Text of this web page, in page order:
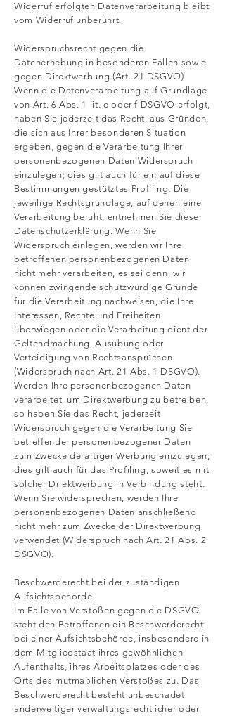
Widerruf erfolgten Datenverarbeitung bleibt
vom Widerruf unberührt.
Widerspruchsrecht gegen die
Datenerhebung in besonderen Fällen sowie
gegen Direktwerbung (Art. 21 DSGVO)
Wenn die Datenverarbeitung auf Grundlage
von Art. 6 Abs. 1 lit. e oder f DSGVO erfolgt,
haben Sie jederzeit das Recht, aus Gründen,
die sich aus Ihrer besonderen Situation
ergeben, gegen die Verarbeitung Ihrer
personenbezogenen Daten Widerspruch
einzulegen; dies gilt auch für ein auf diese
Bestimmungen gestütztes Profiling. Die
jeweilige Rechtsgrundlage, auf denen eine
Verarbeitung beruht, entnehmen Sie dieser
Datenschutzerklärung. Wenn Sie
Widerspruch einlegen, werden wir Ihre
betroffenen personenbezogenen Daten
nicht mehr verarbeiten, es sei denn, wir
können zwingende schutzwürdige Gründe
für die Verarbeitung nachweisen, die Ihre
Interessen, Rechte und Freiheiten
überwiegen oder die Verarbeitung dient der
Geltendmachung, Ausübung oder
Verteidigung von Rechtsansprüchen
(Widerspruch nach Art. 21 Abs. 1 DSGVO).
Werden Ihre personenbezogenen Daten
verarbeitet, um Direktwerbung zu betreiben,
so haben Sie das Recht, jederzeit
Widerspruch gegen die Verarbeitung Sie
betreffender personenbezogener Daten
zum Zwecke derartiger Werbung einzulegen;
dies gilt auch für das Profiling, soweit es mit
solcher Direktwerbung in Verbindung steht.
Wenn Sie widersprechen, werden Ihre
personenbezogenen Daten anschließend
nicht mehr zum Zwecke der Direktwerbung
verwendet (Widerspruch nach Art. 21 Abs. 2
DSGVO).
Beschwerderecht bei der zuständigen
Aufsichtsbehörde
Im Falle von Verstößen gegen die DSGVO
steht den Betroffenen ein Beschwerderecht
bei einer Aufsichtsbehörde, insbesondere in
dem Mitgliedstaat ihres gewöhnlichen
Aufenthalts, ihres Arbeitsplatzes oder des
Orts des mutmaßlichen Verstoßes zu. Das
Beschwerderecht besteht unbeschadet
anderweitiger verwaltungsrechtlicher oder